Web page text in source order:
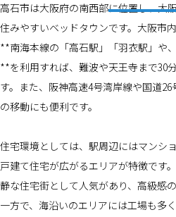
高石市は大阪府の南西部に位置し、大
住みやすいベッドタウンです。大阪市
**南海本線の「高石駅」「羽衣駅」や
**を利用すれば、難波や天王寺まで30
す。また、阪神高速4号湾岸線や国道
の移動にも便利です。
住宅環境としては、駅周辺にはマンシ
戸建て住宅が広がるエリアが特徴です
静な住宅街として人気があり、高級感
一方で、海沿いのエリアには工場も多